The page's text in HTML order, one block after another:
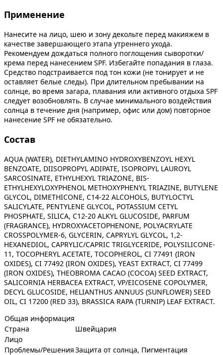
Применение
Нанесите на лицо, шею и зону декольте перед макияжем в
качестве завершающего этапа утреннего ухода.
Рекомендуем дождаться полного поглощения сыворотки/
крема перед нанесением SPF. Избегайте попадания в глаза.
Средство подстраивается под тон кожи (не тонирует и не
оставляет белые следы). При длительном пребывании на
солнце, во время загара, плавания или активного отдыха SPF
следует возобновлять. В случае минимального воздействия
солнца в течение дня (например, офис или дом) повторное
нанесение SPF не обязательно.
Состав
AQUA (WATER), DIETHYLAMINO HYDROXYBENZOYL HEXYL
BENZOATE, DIISOPROPYL ADIPATE, ISOPROPYL LAUROYL
SARCOSINATE, ETHYLHEXYL TRIAZONE, BIS-
ETHYLHEXYLOXYPHENOL METHOXYPHENYL TRIAZINE, BUTYLENE
GLYCOL, DIMETHICONE, C14-22 ALCOHOLS, BUTYLOCTYL
SALICYLATE, PENTYLENE GLYCOL, POTASSIUM CETYL
PHOSPHATE, SILICA, C12-20 ALKYL GLUCOSIDE, PARFUM
(FRAGRANCE), HYDROXYACETOPHENONE, POLYACRYLATE
CROSSPOLYMER-6, GLYCERIN, CAPRYLYL GLYCOL, 1,2-
HEXANEDIOL, CAPRYLIC/CAPRIC TRIGLYCERIDE, POLYSILICONE-
11, TOCOPHERYL ACETATE, TOCOPHEROL, CI 77491 (IRON
OXIDES), CI 77492 (IRON OXIDES), YEAST EXTRACT, CI 77499
(IRON OXIDES), THEOBROMA CACAO (COCOA) SEED EXTRACT,
SALICORNIA HERBACEA EXTRACT, VP/EICOSENE COPOLYMER,
DECYL GLUCOSIDE, HELIANTHUS ANNUUS (SUNFLOWER) SEED
OIL, CI 17200 (RED 33), BRASSICA RAPA (TURNIP) LEAF EXTRACT.
Общая информация
Страна
Швейцария
Лицо
Проблемы/РешенияЗащита от солнца, Пигментация